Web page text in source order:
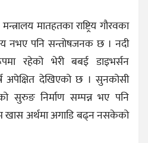
मातहतका राष्ट्रिय गौरवका
नभए पनि सन्तोषजनक छ । नदी
रहेको भेरी बबई डाइभर्सन
अपेक्षित देखिएको छ । सुनकोसी
सुरुङ निर्माण सम्पन्न भए पनि
खास अर्थमा अगाडि बढ्न नसकेको